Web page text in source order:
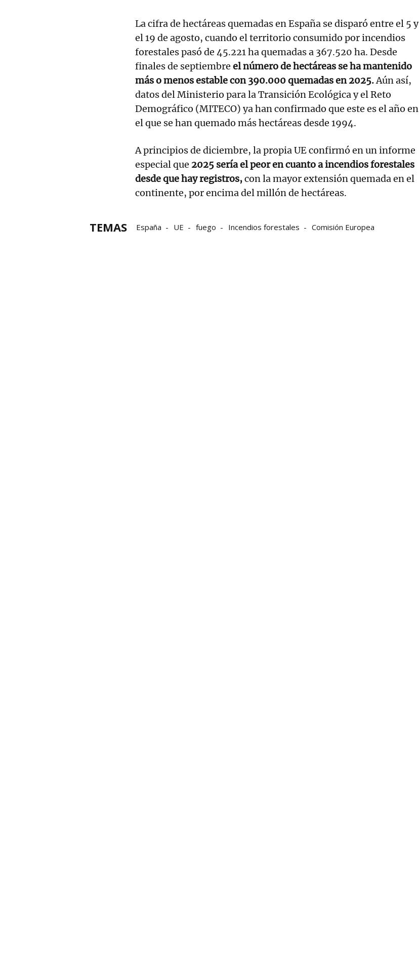
La cifra de hectáreas quemadas en España se disparó entre el 5 y
el 19 de agosto, cuando el territorio consumido por incendios
forestales pasó de 45.221 ha quemadas a 367.520 ha. Desde
finales de septiembre el número de hectáreas se ha mantenido
más o menos estable con 390.000 quemadas en 2025.Aún así,
datos del Ministerio para la Transición Ecológica y el Reto
Demográfico (MITECO) ya han confirmado que este es el año en
el que se han quemado más hectáreas desde 1994.
A principios de diciembre, la propia UE confirmó en un informe
especial que 2025 sería el peor en cuanto a incendios forestales
desde que hay registros,con la mayor extensión quemada en el
continente, por encima del millón de hectáreas.
TEMAS España UE fuego Incendios forestales Comisión Europea